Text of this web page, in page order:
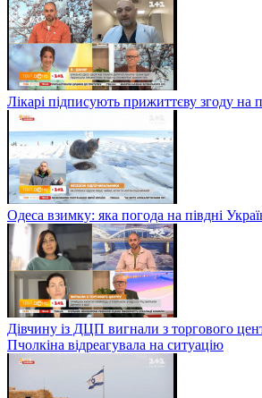
Лікарі підписують прижиттєву згоду на
Одеса взимку: яка погода на півдні
Дівчину із ДЦП вигнали з торгового
Пчолкіна відреагувала на ситуацію